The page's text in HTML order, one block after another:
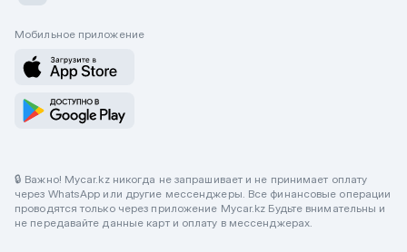
Мобильное приложение
🔒 Важно! Mycar.kz никогда не запрашивает и не принимает оплату
через WhatsApp или другие мессенджеры. Все финансовые операции
проводятся только через приложение Mycar.kz Будьте внимательны и
не передавайте данные карт и оплату в мессенджерах.